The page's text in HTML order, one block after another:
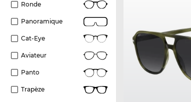
Ronde
Panoramique
Cat-Eye
Aviateur
Panto
Trapèze